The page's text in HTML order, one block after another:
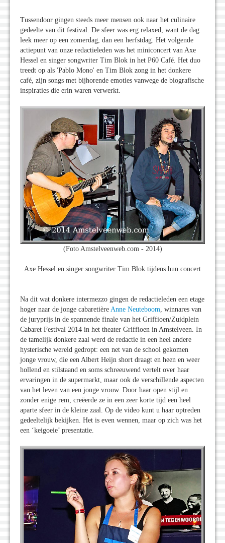
Tussendoor gingen steeds meer mensen ook naar het culinaire
gedeelte van dit festival. De sfeer was erg relaxed, want de dag
leek meer op een zomerdag, dan een herfstdag. Het volgende
actiepunt van onze redactieleden was het miniconcert van Axe
Hessel en singer songwriter Tim Blok in het P60 Café. Het duo
treedt op als 'Pablo Mono' en Tim Blok zong in het donkere
café, zijn songs met bijhorende emoties vanwege de biografische
inspiraties die erin waren verwerkt.
(Foto Amstelveenweb.com - 2014)
Axe Hessel en singer songwriter Tim Blok tijdens hun concert
Na dit wat donkere intermezzo gingen de redactieleden een etage
hoger naar de jonge cabaretière Anne Neuteboom, winnares van
de juryprijs in de spannende finale van het Griffioen/Zuidplein
Cabaret Festival 2014 in het theater Griffioen in Amstelveen. In
de tamelijk donkere zaal werd de redactie in een heel andere
hysterische wereld gedropt: een net van de school gekomen
jonge vrouw, die een Albert Heijn short draagt en heen en weer
hollend en stilstaand en soms schreeuwend vertelt over haar
ervaringen in de supermarkt, maar ook de verschillende aspecten
van het leven van een jonge vrouw. Door haar open stijl en
zonder enige rem, creëerde ze in een zeer korte tijd een heel
aparte sfeer in de kleine zaal. Op de video kunt u haar optreden
gedeeltelijk bekijken. Het is even wennen, maar op zich was het
een ‘keigoeie’ presentatie.